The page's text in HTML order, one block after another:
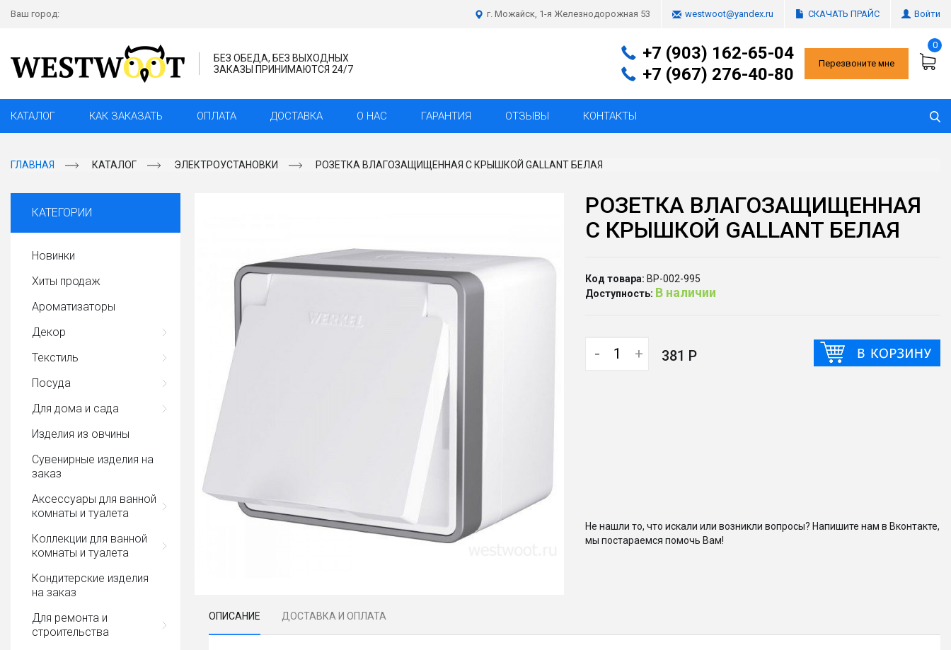
Ваш город: г. Можайск, 1-я Железнодорожная 53 westwoot@yandex.ru СКАЧАТЬ ПРАЙС Войти
БЕЗ ОБЕДА, БЕЗ ВЫХОДНЫХ
ЗАКАЗЫ ПРИНИМАЮТСЯ 24/7
+7 (903) 162-65-04
+7 (967) 276-40-80
Перезвоните мне
0
КАТАЛОГ КАК ЗАКАЗАТЬ ОПЛАТА ДОСТАВКА О НАС ГАРАНТИЯ ОТЗЫВЫ КОНТАКТЫ
ГЛАВНАЯ КАТАЛОГ ЭЛЕКТРОУСТАНОВКИ РОЗЕТКА ВЛАГОЗАЩИЩЕННАЯ С КРЫШКОЙ GALLANT БЕЛАЯ
КАТЕГОРИИ
Новинки
Хиты продаж
Ароматизаторы
Декор
Текстиль
Посуда
Для дома и сада
Изделия из овчины
Сувенирные изделия на
заказ
Аксессуары для ванной
комнаты и туалета
Коллекции для ванной
комнаты и туалета
Кондитерские изделия
на заказ
Для ремонта и
строительства
РОЗЕТКА ВЛАГОЗАЩИЩЕННАЯ
С КРЫШКОЙ GALLANT БЕЛАЯ
Код товара: ВР-002-995
Доступность: В наличии
- + 381 Р
Не нашли то, что искали или возникли вопросы? Напишите нам в Вконтакте,
мы постараемся помочь Вам!
ОПИСАНИЕ ДОСТАВКА И ОПЛАТА